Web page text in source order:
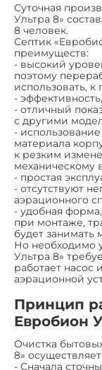
Суточная
Ультра 8»
8 человек.
Септик
преимуществ:
- высокий
поэтому
использовать,
-
- отличный
с другими
-
материала
к резким
механическому
- простая
- отсутствуют
аэрационного
- удобная
при монтаже,
будет занимать
Но необходимо
Ультра 8»
работает насос
аэрационной
Принцип
Евробион
Очистка
8»
- Сначала